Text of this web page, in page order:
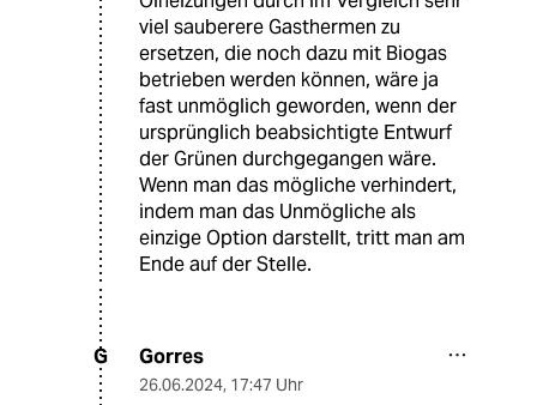
viel sauberere Gasthermen zu
ersetzen, die noch dazu mit Biogas
betrieben werden können, wäre ja
fast unmöglich geworden, wenn der
ursprünglich beabsichtigte Entwurf
der Grünen durchgegangen wäre.
Wenn man das mögliche verhindert,
indem man das Unmögliche als
einzige Option darstellt, tritt man am
Ende auf der Stelle.
G Gorres
26.06.2024, 17:47 Uhr